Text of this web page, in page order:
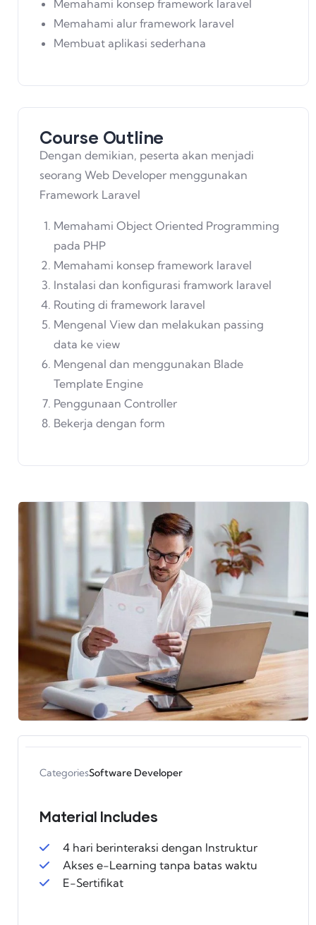
Memahami konsep framework laravel
Memahami alur framework laravel
Membuat aplikasi sederhana
Course Outline
Dengan demikian, peserta akan menjadi
seorang Web Developer menggunakan
Framework Laravel
Memahami Object Oriented Programming
pada PHP
Memahami konsep framework laravel
Instalasi dan konfigurasi framwork laravel
Routing di framework laravel
Mengenal View dan melakukan passing
data ke view
Mengenal dan menggunakan Blade
Template Engine
Penggunaan Controller
Bekerja dengan form
CategoriesSoftware Developer
Material Includes
4 hari berinteraksi dengan Instruktur
Akses e-Learning tanpa batas waktu
E-Sertifikat